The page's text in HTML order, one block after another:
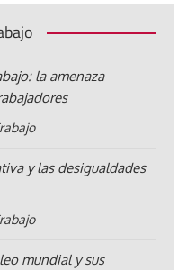
la amenaza
y las desigualdades
mundial y sus